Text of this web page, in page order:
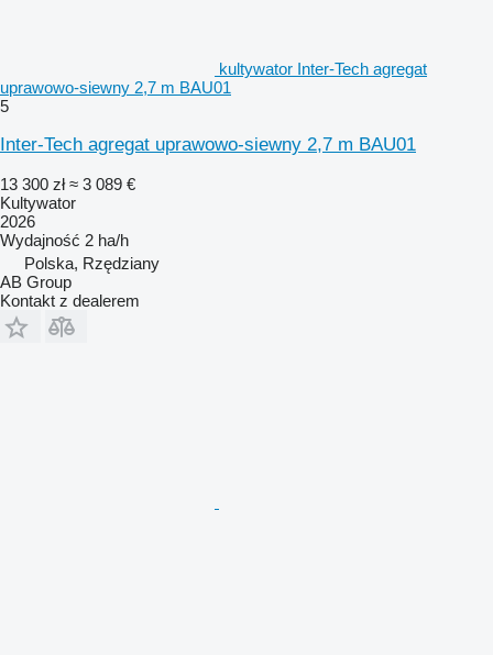
kultywator Inter-Tech agregat
uprawowo-siewny 2,7 m BAU01
5
Inter-Tech agregat uprawowo-siewny 2,7 m BAU01
13 300 zł ≈ 3 089 €
Kultywator
2026
Wydajność 2 ha/h
Polska, Rzędziany
AB Group
Kontakt z dealerem